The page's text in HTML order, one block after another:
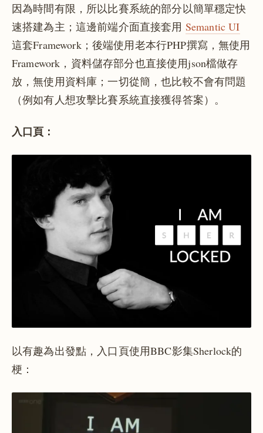
因為時間有限，所以比賽系統的部分以簡單穩定快
速搭建為主；這邊前端介面直接套用 Semantic UI
這套Framework；後端使用老本行PHP撰寫，無使用
Framework，資料儲存部分也直接使用json檔做存
放，無使用資料庫；一切從簡，也比較不會有問題
（例如有人想攻擊比賽系統直接獲得答案）。
入口頁：
以有趣為出發點，入口頁使用BBC影集Sherlock的
梗：